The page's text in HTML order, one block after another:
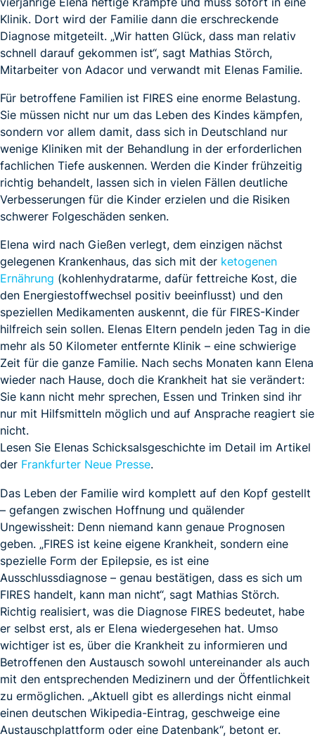
Klinik. Dort wird der Familie dann die erschreckende
Diagnose mitgeteilt. „Wir hatten Glück, dass man relativ
schnell darauf gekommen ist“, sagt Mathias Störch,
Mitarbeiter von Adacor und verwandt mit Elenas Familie.
Für betroffene Familien ist FIRES eine enorme Belastung.
Sie müssen nicht nur um das Leben des Kindes kämpfen,
sondern vor allem damit, dass sich in Deutschland nur
wenige Kliniken mit der Behandlung in der erforderlichen
fachlichen Tiefe auskennen. Werden die Kinder frühzeitig
richtig behandelt, lassen sich in vielen Fällen deutliche
Verbesserungen für die Kinder erzielen und die Risiken
schwerer Folgeschäden senken.
Elena wird nach Gießen verlegt, dem einzigen nächst
gelegenen Krankenhaus, das sich mit der ketogenen
Ernährung (kohlenhydratarme, dafür fettreiche Kost, die
den Energiestoffwechsel positiv beeinflusst) und den
speziellen Medikamenten auskennt, die für FIRES-Kinder
hilfreich sein sollen. Elenas Eltern pendeln jeden Tag in die
mehr als 50 Kilometer entfernte Klinik – eine schwierige
Zeit für die ganze Familie. Nach sechs Monaten kann Elena
wieder nach Hause, doch die Krankheit hat sie verändert:
Sie kann nicht mehr sprechen, Essen und Trinken sind ihr
nur mit Hilfsmitteln möglich und auf Ansprache reagiert sie
nicht.
Lesen Sie Elenas Schicksalsgeschichte im Detail im Artikel
der Frankfurter Neue Presse.
Das Leben der Familie wird komplett auf den Kopf gestellt
– gefangen zwischen Hoffnung und quälender
Ungewissheit: Denn niemand kann genaue Prognosen
geben. „FIRES ist keine eigene Krankheit, sondern eine
spezielle Form der Epilepsie, es ist eine
Ausschlussdiagnose – genau bestätigen, dass es sich um
FIRES handelt, kann man nicht“, sagt Mathias Störch.
Richtig realisiert, was die Diagnose FIRES bedeutet, habe
er selbst erst, als er Elena wiedergesehen hat. Umso
wichtiger ist es, über die Krankheit zu informieren und
Betroffenen den Austausch sowohl untereinander als auch
mit den entsprechenden Medizinern und der Öffentlichkeit
zu ermöglichen. „Aktuell gibt es allerdings nicht einmal
einen deutschen Wikipedia-Eintrag, geschweige eine
Austauschplattform oder eine Datenbank“, betont er.